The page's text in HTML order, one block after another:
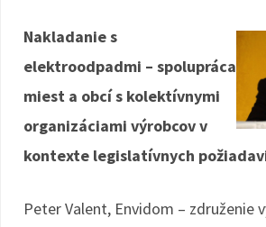
Nakladanie s
elektroodpadmi – spolupráca
miest a obcí s kolektívnymi
organizáciami výrobcov v
kontexte legislatívnych
Peter Valent, Envidom – združenie